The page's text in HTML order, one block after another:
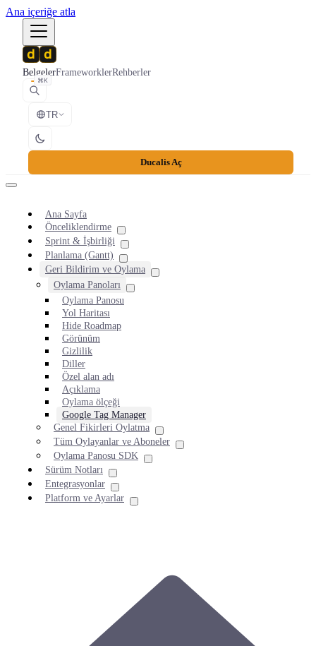
Ana içeriğe atla
BelgelerFrameworklerRehberler
⌘K
TR
Ducalis Aç
Ana Sayfa
Önceliklendirme
Sprint & İşbirliği
Planlama (Gantt)
Geri Bildirim ve Oylama
Oylama Panoları
Oylama Panosu
Yol Haritası
Hide Roadmap
Görünüm
Gizlilik
Diller
Özel alan adı
Açıklama
Oylama ölçeği
Google Tag Manager
Genel Fikirleri Oylatma
Tüm Oylayanlar ve Aboneler
Oylama Panosu SDK
Sürüm Notları
Entegrasyonlar
Platform ve Ayarlar